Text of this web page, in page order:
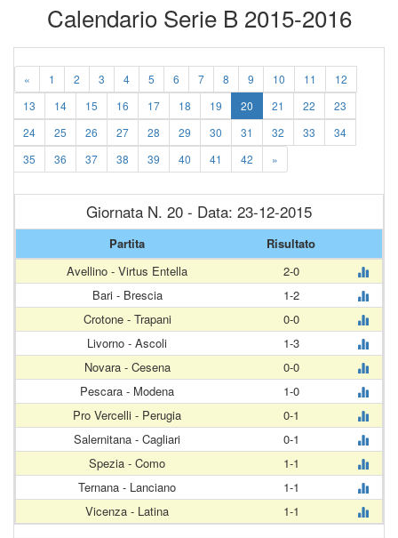
Calendario Serie B 2015-2016
« 1 2 3 4 5 6 7 8 9 10 11
12
13
14 15 16 17 18 19 20 21 22
23
24
25 26 27 28 29 30 31 32 33
34
35
36 37 38 39 40 41 42 »
Giornata N. 20 - Data: 23-12-2015
Partita
Risultato
Avellino - Virtus Entella
2-0
Bari - Brescia
1-2
Crotone - Trapani
0-0
Livorno - Ascoli
1-3
Novara - Cesena
0-0
Pescara - Modena
1-0
Pro Vercelli - Perugia
0-1
Salernitana - Cagliari
0-1
Spezia - Como
1-1
Ternana - Lanciano
1-1
Vicenza - Latina
1-1